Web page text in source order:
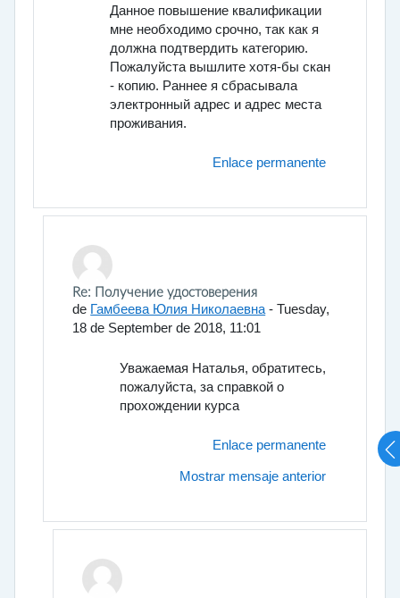
Данное повышение квалификации
мне необходимо срочно, так как я
должна подтвердить категорию.
Пожалуйста вышлите хотя-бы скан
- копию. Раннее я сбрасывала
электронный адрес и адрес места
проживания.
Enlace permanente
En respuesta a Бобер Наталья
Re: Получение удостоверения
de Гамбеева Юлия Николаевна -Tuesday,
18 de September de 2018, 11:01
Уважаемая Наталья, обратитесь,
пожалуйста, за справкой о
прохождении курса
Enlace permanente
Mostrar mensaje anterior